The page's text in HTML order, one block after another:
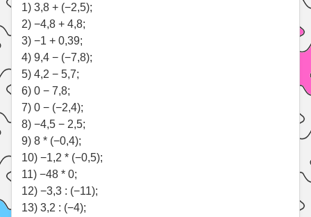
Поиск
1) 3,8 + (−2,5);
2) −4,8 + 4,8;
3) −1 + 0,39;
4) 9,4 − (−7,8);
5) 4,2 − 5,7;
6) 0 − 7,8;
7) 0 − (−2,4);
8) −4,5 − 2,5;
9) 8 * (−0,4);
10) −1,2 * (−0,5);
11) −48 * 0;
12) −3,3 : (−11);
13) 3,2 : (−4);